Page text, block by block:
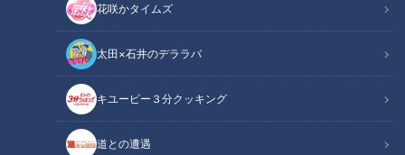
花咲かタイムズ
太田×石井のデララバ
キユーピー３分クッキング
道との遭遇
newsX